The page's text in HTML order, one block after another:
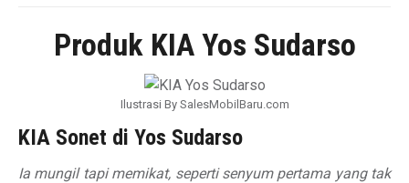
Produk KIA Yos Sudarso
Ilustrasi By SalesMobilBaru.com
KIA Sonet di Yos Sudarso
Ia mungil tapi memikat, seperti senyum pertama yang tak